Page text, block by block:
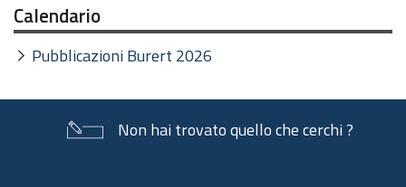
Calendario
Pubblicazioni Burert 2026
Non hai trovato quello che cerchi ?